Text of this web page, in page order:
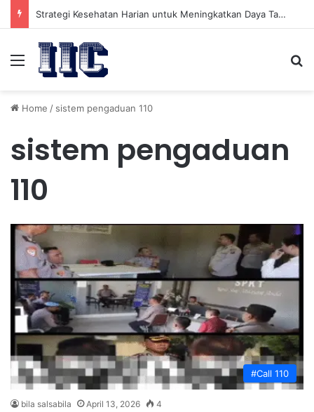
Strategi Kesehatan Harian untuk Meningkatkan Daya Tahan Tubuh dalam Beraktivitas
Menu
Home / sistem pengaduan 110
sistem pengaduan
110
#Call 110
bila salsabila April 13, 2026 4